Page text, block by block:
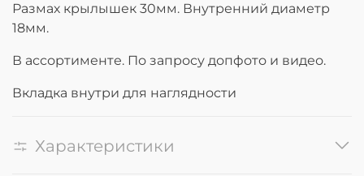
Размах крылышек 30мм. Внутренний диаметр
18мм.
В ассортименте. По запросу допфото и видео.
Вкладка внутри для наглядности
Характеристики